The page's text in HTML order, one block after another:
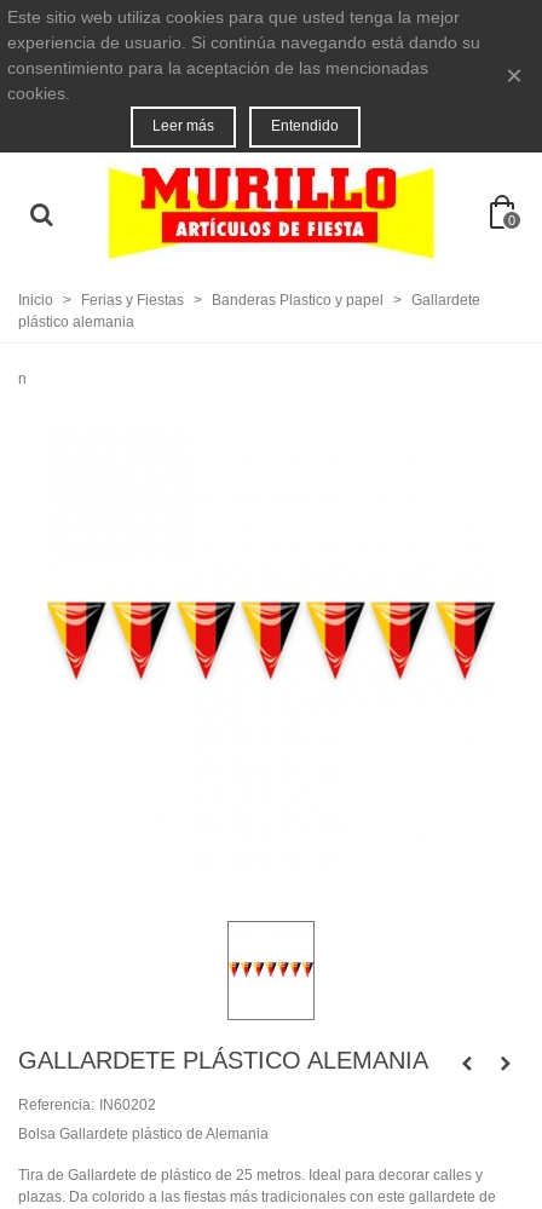
Este sitio web utiliza cookies para que usted tenga la mejor
experiencia de usuario. Si continúa navegando está dando su
consentimiento para la aceptación de las mencionadas
cookies.
Leer más Entendido
×
0
Inicio > Ferias y Fiestas > Banderas Plastico y papel > Gallardete
plástico alemania
n
GALLARDETE PLÁSTICO ALEMANIA
Referencia:
IN60202
Bolsa Gallardete plástico de Alemania
Tira de Gallardete de plástico de 25 metros. Ideal para decorar calles y
plazas. Da colorido a las fiestas más tradicionales con este gallardete de